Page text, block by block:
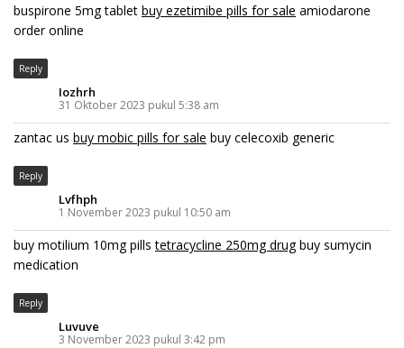
buspirone 5mg tablet buy ezetimibe pills for sale amiodarone
order online
Reply
Iozhrh
31 Oktober 2023 pukul 5:38 am
zantac us buy mobic pills for sale buy celecoxib generic
Reply
Lvfhph
1 November 2023 pukul 10:50 am
buy motilium 10mg pillstetracycline 250mg drugbuy sumycin
medication
Reply
Luvuve
3 November 2023 pukul 3:42 pm